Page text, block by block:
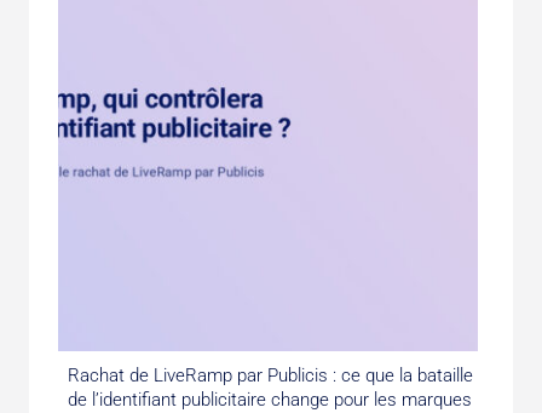
Rachat de LiveRamp par Publicis : ce que la bataille
de l’identifiant publicitaire change pour les marques